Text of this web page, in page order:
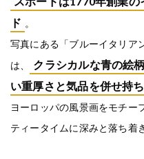
ド 。
写真にある「ブルーイタリア
は、
クラシカルな青の絵
い重厚さと気品を併せ持
ヨーロッパの風景画をモチー
ティータイムに深みと落ち着